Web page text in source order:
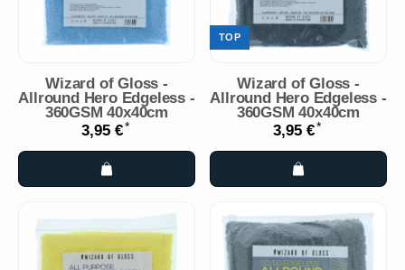
Wizard of Gloss -
Allround Hero Edgeless -
360GSM 40x40cm
3,95 €*
TOP
Wizard of Gloss -
Allround Hero Edgeless -
360GSM 40x40cm
3,95 €*